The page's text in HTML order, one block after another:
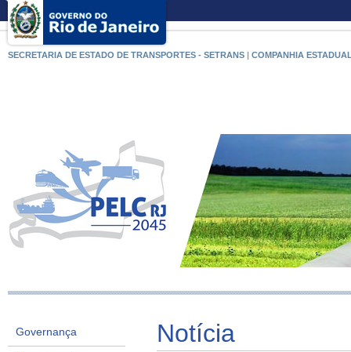
SECRETARIA DE ESTADO DE TRANSPORTES - SETRANS | COMPANHIA
Governança Notícia